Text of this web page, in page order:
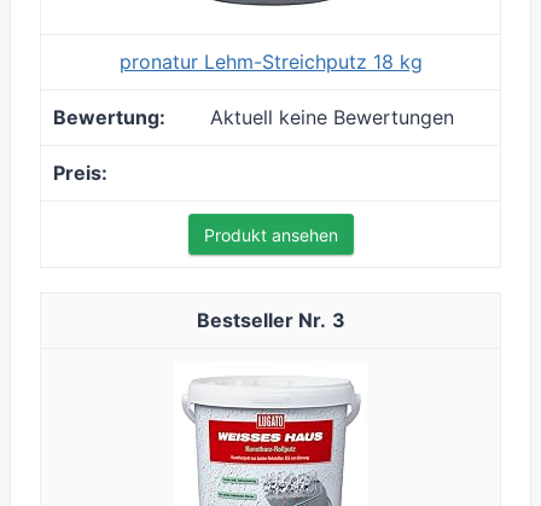
pronatur Lehm-Streichputz 18 kg
Aktuell keine Bewertungen
Produkt ansehen
3